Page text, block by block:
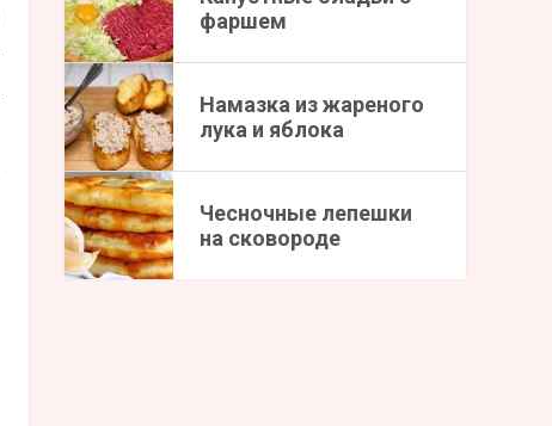
фаршем
Намазка из жареного
лука и яблока
Чесночные лепешки
на сковороде